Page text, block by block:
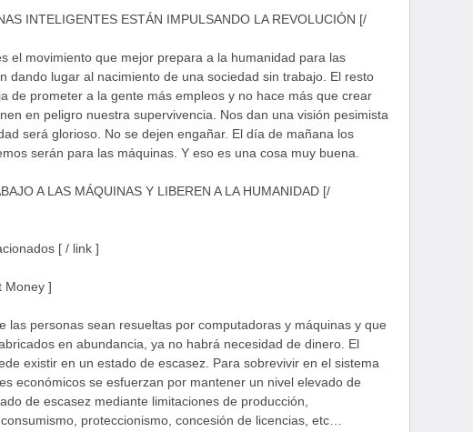
INTELIGENTES ESTÁN IMPULSANDO LA REVOLUCIÓN [/
el movimiento que mejor prepara a la humanidad para las
dando lugar al nacimiento de una sociedad sin trabajo. El resto
de prometer a la gente más empleos y no hace más que crear
en peligro nuestra supervivencia. Nos dan una visión pesimista
será glorioso. No se dejen engañar. El día de mañana los
serán para las máquinas. Y eso es una cosa muy buena.
A LAS MÁQUINAS Y LIBEREN A LA HUMANIDAD [/
[ / link ]
Money ]
las personas sean resueltas por computadoras y máquinas y que
en abundancia, ya no habrá necesidad de dinero. El
existir en un estado de escasez. Para sobrevivir en el sistema
económicos se esfuerzan por mantener un nivel elevado de
de escasez mediante limitaciones de producción,
proteccionismo, concesión de licencias, etc…